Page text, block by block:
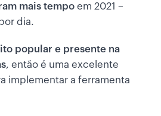
mais tempo em 2021 –
dia.
popular e presente na
, então é uma excelente
implementar a ferramenta